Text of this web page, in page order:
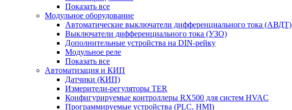
Показать все
Модульное оборудование
Автоматические выключатели дифференциального тока (АВДТ)
Выключатели дифференциального тока (УЗО)
Дополнительные устройства на DIN-рейку
Модульное реле
Показать все
Автоматизация и КИП
Датчики (КИП)
Измерители-регуляторы TER
Конфигурируемые контроллеры RX500 для систем HVAC
Программируемые устройства (PLC, HMI)